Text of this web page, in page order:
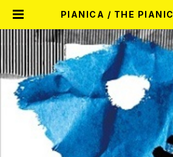
PIANICA / THE PIANICA